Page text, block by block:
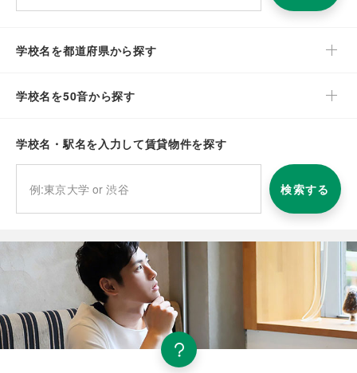
学校名を都道府県から探す
学校名を50音から探す
学校名・駅名を入力して賃貸物件を探す
検索する